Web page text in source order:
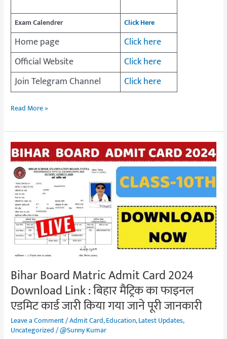
ExamCalendrer Click Here
Home page
Click here
Official Website
Click here
Join Telegram Channel
Click here
Read More »
Bihar Board Matric Admit Card 2024
Download Link : बिहार मैट्रिक का फाइनल
एडमिट कार्ड जारी किया गया जाने पूरी जानकारी
Leave a Comment/Admit Card,Education,Latest Updates,
Uncategorized/@Sunny Kumar
Bihar
Board
Matric
Admit
Card
2024
Download
Link
मैट्रिक
का
फाइनल
एडमिट
कार्ड